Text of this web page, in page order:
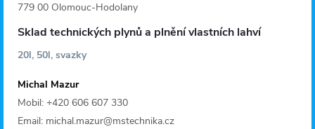
779 00 Olomouc-Hodolany
Sklad technických plynů a plnění vlastních lahví
20l, 50l, svazky
Michal Mazur
Mobil: +420 606 607 330
Email: michal.mazur@mstechnika.cz